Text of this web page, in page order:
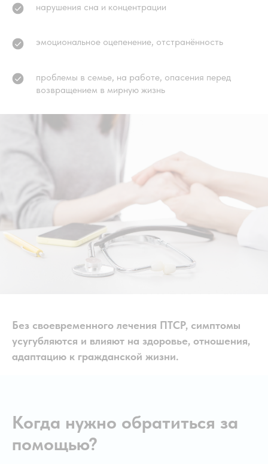
нарушения сна и концентрации
эмоциональное оцепенение, отстранённость
проблемы в семье, на работе, опасения перед
возвращением в мирную жизнь
Без своевременного лечения ПТСР, симптомы
усугубляются и влияют на здоровье, отношения,
адаптацию к гражданской жизни.
Когда нужно обратиться за
помощью?